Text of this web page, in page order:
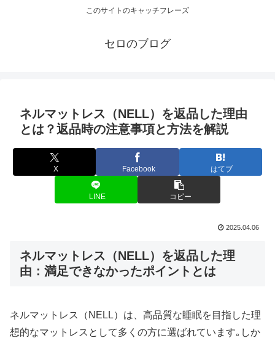
このサイトのキャッチフレーズ
セロのブログ
ネルマットレス（NELL）を返品した理由
とは？返品時の注意事項と方法を解説
X Facebook はてブ
LINE コピー
2025.04.06
ネルマットレス（NELL）を返品した理
由：満足できなかったポイントとは
ネルマットレス（NELL）は、高品質な睡眠を目指した理
想的なマットレスとして多くの方に選ばれています｡しか